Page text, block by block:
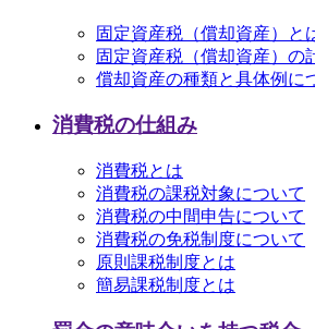
固定資産税（償却資産）と
固定資産税（償却資産）の
償却資産の種類と具体例に
消費税の仕組み
消費税とは
消費税の課税対象について
消費税の中間申告について
消費税の免税制度について
原則課税制度とは
簡易課税制度とは